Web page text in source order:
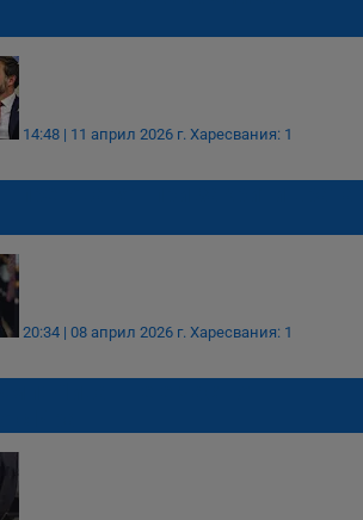
14:48 | 11 април 2026 г. Харесвания: 1
20:34 | 08 април 2026 г. Харесвания: 1